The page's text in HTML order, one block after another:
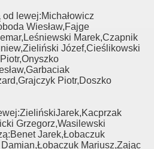
lewej:Michałowicz
Wiesław,Fajge
Marek,Czapnik
Józef,Cieślikowski
Piotr,Doszko
Grzegorz,Wasilewski
Jarek,Łobaczuk
Mariusz,Zając